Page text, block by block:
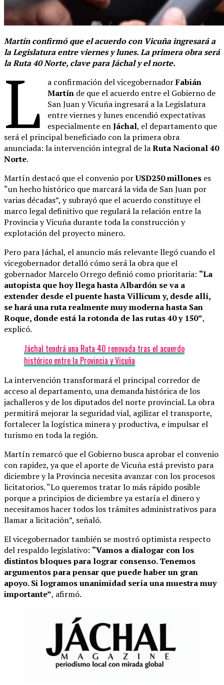
Martín confirmó que el acuerdo con Vicuña ingresará a
la Legislatura entre viernes y lunes. La primera obra será
la Ruta 40 Norte, clave para Jáchal y el norte.
L a confirmación del vicegobernadorFabián
Martín de que el acuerdo entre el Gobierno de
San Juan y Vicuña ingresará a la Legislatura
entre viernes y lunes encendió expectativas
especialmente enJáchal, el departamento que
será el principal beneficiado con la primera obra
anunciada: la intervención integral de laRuta Nacional 40
Norte.
Martín destacó que el convenio porUSD250 millones es
“un hecho histórico que marcará la vida de San Juan por
varias décadas”, y subrayó que el acuerdo constituye el
marco legal definitivo que regulará la relación entre la
Provincia y Vicuña durante toda la construcción y
explotación del proyecto minero.
Pero para Jáchal, el anuncio más relevante llegó cuando el
vicegobernador detalló cómo será la obra que el
gobernador Marcelo Orrego definió como prioritaria: “La
autopista que hoy llega hasta Albardón se va a
extender desde el puente hasta Villicum y, desde allí,
se hará una ruta realmente muy moderna hasta San
Roque, donde está la rotonda de las rutas 40 y 150”,
explicó.
Jáchal tendrá una Ruta 40 renovada tras el acuerdo
histórico entre la Provincia y Vicuña
La intervención transformará el principal corredor de
acceso al departamento, una demanda histórica de los
jachalleros y de los diputados del norte provincial. La obra
permitirá mejorar la seguridad vial, agilizar el transporte,
fortalecer la logística minera y productiva, e impulsar el
turismo en toda la región.
Martín remarcó que el Gobierno busca aprobar el convenio
con rapidez, ya que el aporte de Vicuña está previsto para
diciembre y la Provincia necesita avanzar con los procesos
licitatorios. “Lo queremos tratar lo más rápido posible
porque a principios de diciembre ya estaría el dinero y
necesitamos hacer todos los trámites administrativos para
llamar a licitación”, señaló.
El vicegobernador también se mostró optimista respecto
del respaldo legislativo: “Vamos a dialogar con los
distintos bloques para lograr consenso. Tenemos
argumentos para pensar que puede haber un gran
apoyo. Si logramos unanimidad sería una muestra muy
importante”, afirmó.